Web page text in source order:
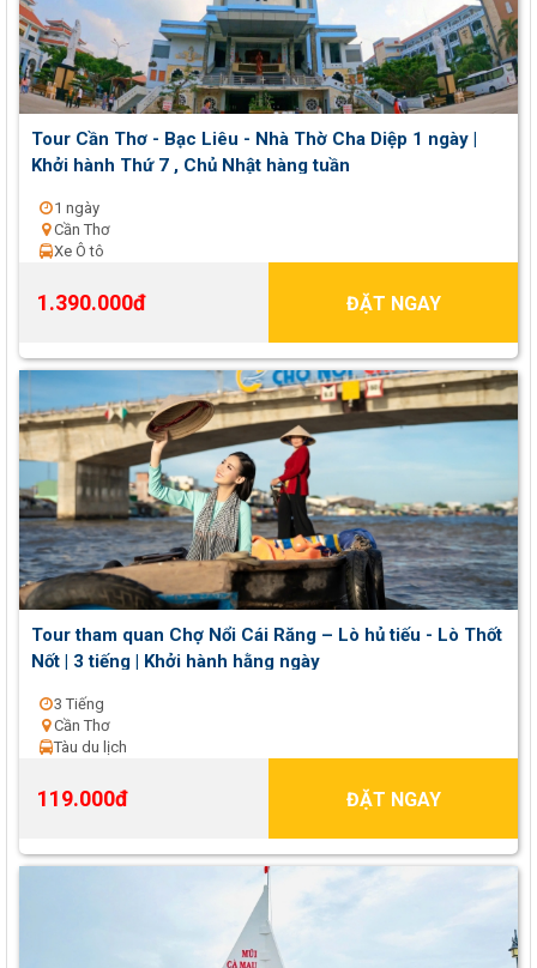
Tour Cần Thơ - Bạc Liêu - Nhà Thờ Cha Diệp 1 ngày |
Khởi hành Thứ 7 , Chủ Nhật hàng tuần
1 ngày
Cần Thơ
Xe Ô tô
1.390.000đ ĐẶT NGAY
Tour tham quan Chợ Nổi Cái Răng – Lò hủ tiếu - Lò Thốt
Nốt | 3 tiếng | Khởi hành hằng ngày
3 Tiếng
Cần Thơ
Tàu du lịch
119.000đ ĐẶT NGAY